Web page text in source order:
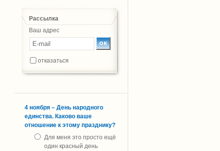
Рассылка
Ваш адрес
отказаться
4 ноября – День народного
единства. Каково ваше
отношение к этому празднику?
Для меня это просто ещё
один красный день